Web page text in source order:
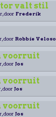
valt stil
door Frederik
door Robbie Veloso
voorruit
door Jos
voorruit
door Jos
voorruit
door Jos